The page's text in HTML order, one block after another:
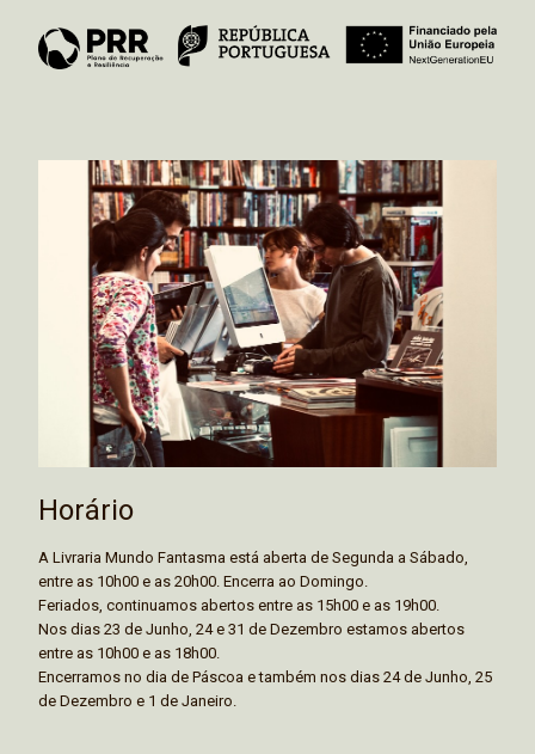
Horário
A Livraria Mundo Fantasma está aberta de Segunda a Sábado,
entre as 10h00 e as 20h00. Encerra ao Domingo.
Feriados, continuamos abertos entre as 15h00 e as 19h00.
Nos dias 23 de Junho, 24 e 31 de Dezembro estamos abertos
entre as 10h00 e as 18h00.
Encerramos no dia de Páscoa e também nos dias 24 de Junho, 25
de Dezembro e 1 de Janeiro.